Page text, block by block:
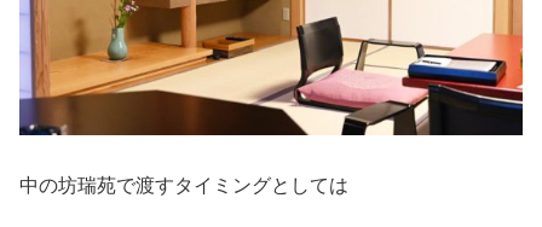
中の坊瑞苑で渡すタイミングとしては